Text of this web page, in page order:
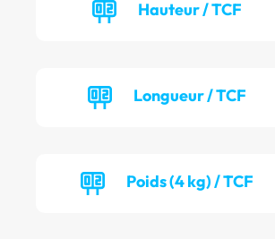
Hauteur / TCF
Longueur / TCF
Poids (4 kg) / TCF